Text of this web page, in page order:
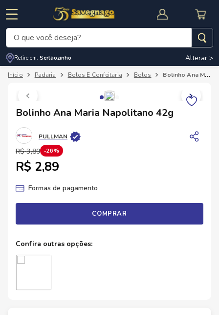
CUPOM DE DESCONTO
O que você deseja?
Retire em: Sertãozinho Alterar >
Padaria Bolos E Confeitaria Bolos Bolinho Ana Maria Napolitano 42g
Bolinho Ana Maria Napolitano 42g
PULLMAN
R$ 3,89 26%
R$ 2,89
Formas de pagamento
COMPRAR
Termos mais buscados
cafe
3º
cerveja
4º
carne
5º arroz